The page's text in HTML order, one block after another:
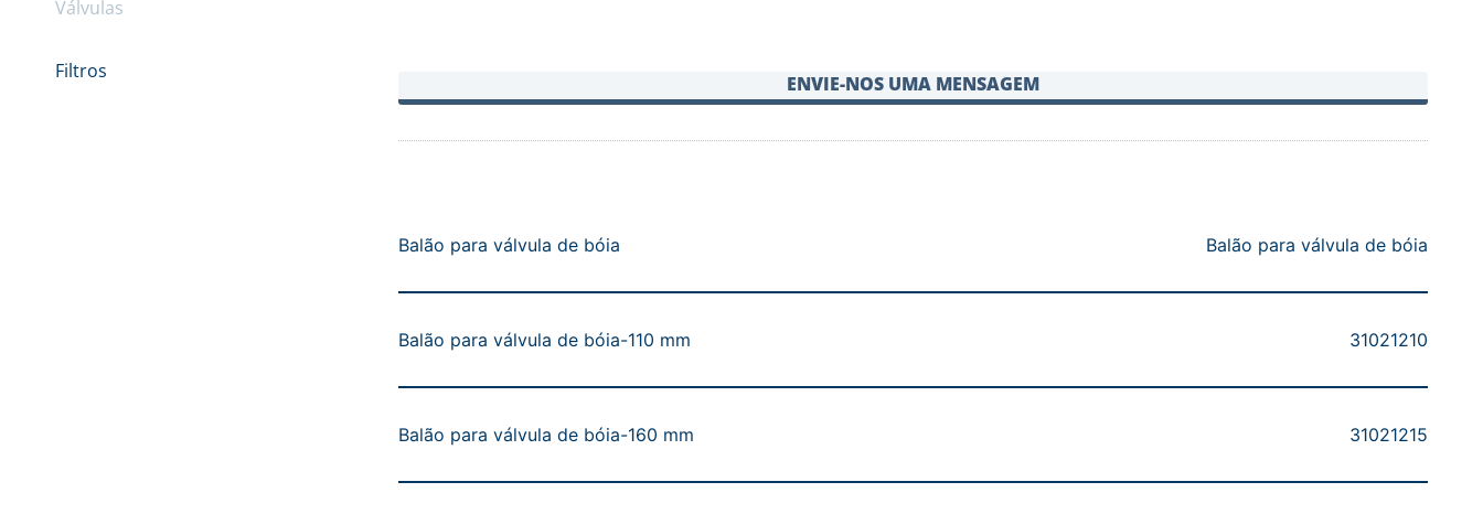
Válvulas
Filtros
ENVIE-NOS UMA MENSAGEM
Balão para válvula de bóia Balão para válvula de bóia
Balão para válvula de bóia-110 mm 31021210
Balão para válvula de bóia-160 mm 31021215